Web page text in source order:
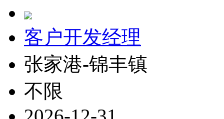
客户开发经理
张家港-锦丰镇
不限